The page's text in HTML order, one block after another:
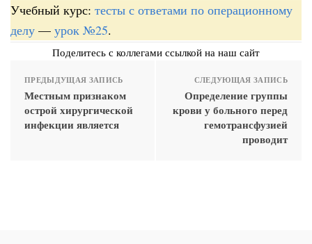
Учебный курс: тесты с ответами по операционному
делу — урок №25.
Поделитесь с коллегами ссылкой на наш сайт
ПРЕДЫДУЩАЯ ЗАПИСЬ
Местным признаком
острой хирургической
инфекции является
СЛЕДУЮЩАЯ ЗАПИСЬ
Определение группы
крови у больного перед
гемотрансфузией
проводит